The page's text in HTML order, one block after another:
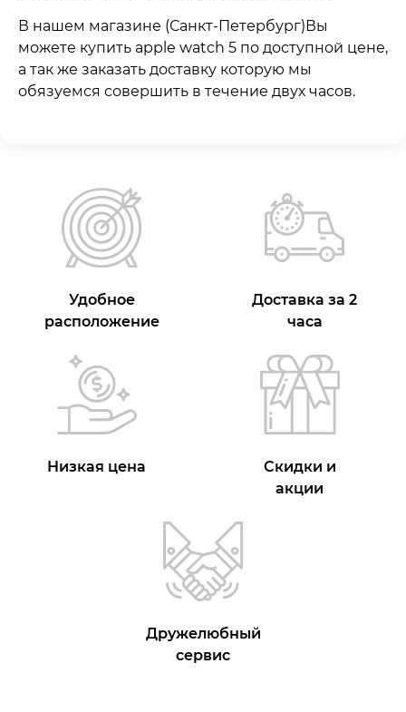
В нашем магазине (Санкт-Петербург)Вы
можете купить apple watch 5 по доступной цене,
а так же заказать доставку которую мы
обязуемся совершить в течение двух часов.
Удобное
расположение
Доставка за 2
часа
Низкая цена
Скидки и
акции
Дружелюбный
сервис